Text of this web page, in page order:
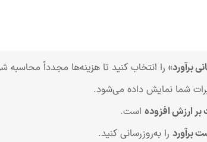
برآورد» را انتخاب کنید تا هزینه‌ها مجدداً محاسبه
شما نمایش داده می‌شود.
است.
برآورد را به‌روزرسانی کنید.